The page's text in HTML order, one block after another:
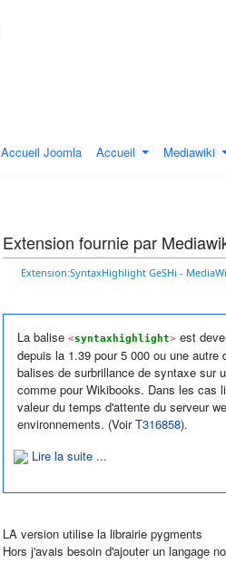
Accueil Joomla Accueil Mediawiki
Extension fournie par
Extension:SyntaxHighlight GeSHi -
La balise ‎<syntaxhighlight> est
depuis la 1.39 pour 5 000 ou une autre
balises de surbrillance de syntaxe sur
comme pour Wikibooks. Dans les cas
valeur du temps d'attente du serveur
environnements. (VoirT316858).
Lire la suite ...
LA version utilise la librairie pygments
Hors j'avais besoin d'ajouter un langage